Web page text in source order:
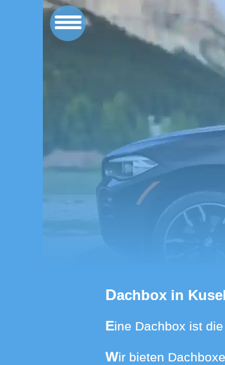
Dachbox in
Eine Dachbox ist
Wir bieten Dachboxen von 370 bis 640 Liter Volumen mit Dachträgern für Ihren BMW zur Miete an -